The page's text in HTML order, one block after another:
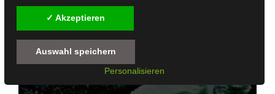
✓ Akzeptieren
Auswahl speichern
Personalisieren